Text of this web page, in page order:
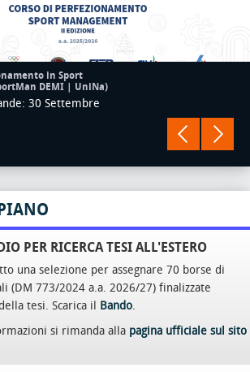
in Sport
DEMI | UniNa)
30 Settembre
PER RICERCA TESI ALL'ESTERO
una selezione per assegnare 70 borse di
(DM 773/2024 a.a. 2026/27) finalizzate
tesi. Scarica il Bando.
si rimanda alla pagina ufficiale sul sito